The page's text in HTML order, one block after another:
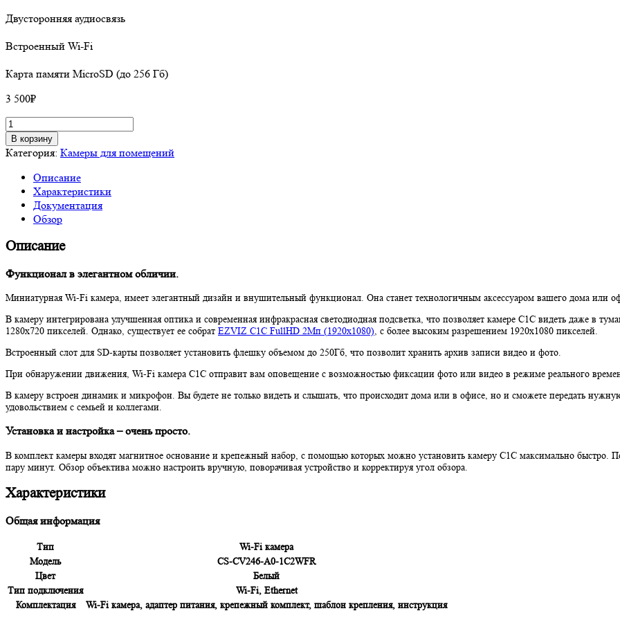
Двусторонняя аудиосвязь
Встроенный Wi-Fi
Карта памяти MicroSD (до 256 Гб)
3 500₽
Количество
товара
Wi-
Камера
EZVIZ
C1C,
1Мп
В корзину
Категория: Камеры для помещений
Описание
Характеристики
Документация
Обзор
Описание
Функционал в элегантном обличии.
Миниатурная Wi-Fi камера, имеет элегантный дизайн и внушительный функционал. Она станет технологичным аксессуаром вашего дома или
В камеру интегрирована улучшенная оптика и современная инфракрасная светодиодная подсветка, что позволяет камере С1С видеть даже в
1280х720 пикселей. Однако, существует ее собрат EZVIZ C1C FullHD 2Мп (1920х1080) , с более высоким разрешением 1920х1080 пикселей.
Встроенный слот для SD-карты позволяет установить флешку объемом до 250Гб, что позволит хранить архив записи видео и фото.
При обнаружении движения, Wi-Fi камера С1С отправит вам оповещение с возможностью фиксации фото или видео в режиме реального
В камеру встроен динамик и микрофон. Вы будете не только видеть и слышать, что происходит дома или в офисе, но и сможете передать
удовольствием с семьей и коллегами.
Установка и настройка – очень просто.
В комплект камеры входят магнитное основание и крепежный набор, с помощью которых можно установить камеру С1С максимально быстро.
пару минут. Обзор объектива можно настроить вручную, поворачивая устройство и корректируя угол обзора.
Характеристики
Общая информация
Тип
Wi-Fi камера
Модель
CS-CV246-A0-1C2WFR
Цвет
Белый
Тип подключения
Wi-Fi, Ethernet
Комплектация
Wi-Fi камера, адаптер питания, крепежный комплект, шаблон крепления, инструкция